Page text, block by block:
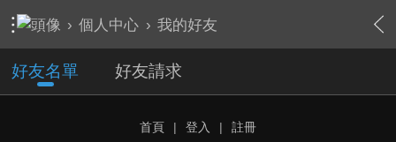
› 個人中心 › 我的好友
好友名單 好友請求
首頁 | 登入 |
註冊